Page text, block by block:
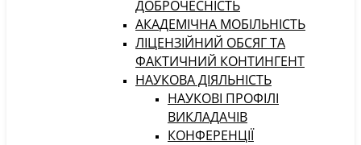
ДОБРОЧЕСНІСТЬ
АКАДЕМІЧНА МОБІЛЬНІСТЬ
ЛІЦЕНЗІЙНИЙ ОБСЯГ ТА
ФАКТИЧНИЙ КОНТИНГЕНТ
НАУКОВА ДІЯЛЬНІСТЬ
НАУКОВІ ПРОФІЛІ
ВИКЛАДАЧІВ
КОНФЕРЕНЦІЇ